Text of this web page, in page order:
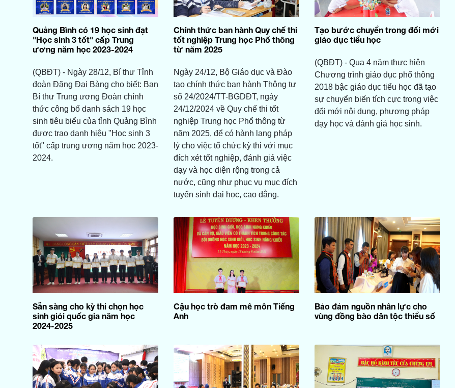
Quảng Bình có 19 học sinh đạt
"Học sinh 3 tốt" cấp Trung
ương năm học 2023-2024
(QBĐT) - Ngày 28/12, Bí thư Tỉnh
đoàn Đặng Đại Bàng cho biết: Ban
Bí thư Trung ương Đoàn chính
thức công bố danh sách 19 học
sinh tiêu biểu của tỉnh Quảng Bình
được trao danh hiệu "Học sinh 3
tốt" cấp trung ương năm học 2023-
2024.
Chính thức ban hành Quy chế thi
tốt nghiệp Trung học Phổ thông
từ năm 2025
Ngày 24/12, Bộ Giáo dục và Đào
tạo chính thức ban hành Thông tư
số 24/2024/TT-BGDĐT, ngày
24/12/2024 về Quy chế thi tốt
nghiệp Trung học Phổ thông từ
năm 2025, để có hành lang pháp
lý cho việc tổ chức kỳ thi với mục
đích xét tốt nghiệp, đánh giá việc
dạy và học diện rộng trong cả
nước, cũng như phục vụ mục đích
tuyển sinh đại học, cao đẳng.
Tạo bước chuyển trong đổi mới
giáo dục tiểu học
(QBĐT) - Qua 4 năm thực hiện
Chương trình giáo dục phổ thông
2018 bậc giáo dục tiểu học đã tạo
sự chuyển biến tích cực trong việc
đổi mới nội dung, phương pháp
dạy học và đánh giá học sinh.
Sẵn sàng cho kỳ thi chọn học
sinh giỏi quốc gia năm học
2024-2025
Cậu học trò đam mê môn Tiếng
Anh
Bảo đảm nguồn nhân lực cho
vùng đồng bào dân tộc thiểu số